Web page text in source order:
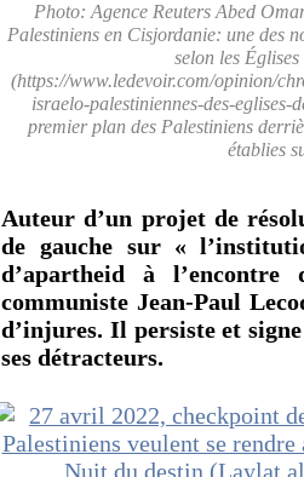
Photo: Agence Reuters Abed
Palestiniens en Cisjordanie: une des
selon les
(https://www.ledevoir.com/opinion/
israelo-palestiniennes-des-
premier plan des Palestiniens
établies
Auteur d’un projet de
de gauche sur «
d’apartheid à l’encontre
communiste Jean-Paul
d’injures. Il persiste et
ses détracteurs.